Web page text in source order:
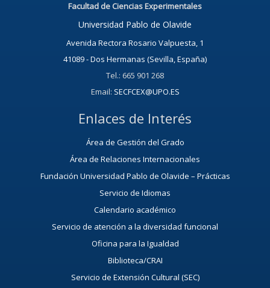
Facultad de Ciencias Experimentales
Universidad Pablo de Olavide
Avenida Rectora Rosario Valpuesta, 1
41089 - Dos Hermanas (Sevilla, España)
Tel.: 665 901 268
Email: SECFCEX@UPO.ES
Enlaces de Interés
Área de Gestión del Grado
Área de Relaciones Internacionales
Fundación Universidad Pablo de Olavide – Prácticas
Servicio de Idiomas
Calendario académico
Servicio de atención a la diversidad funcional
Oficina para la Igualdad
Biblioteca/CRAI
Servicio de Extensión Cultural (SEC)